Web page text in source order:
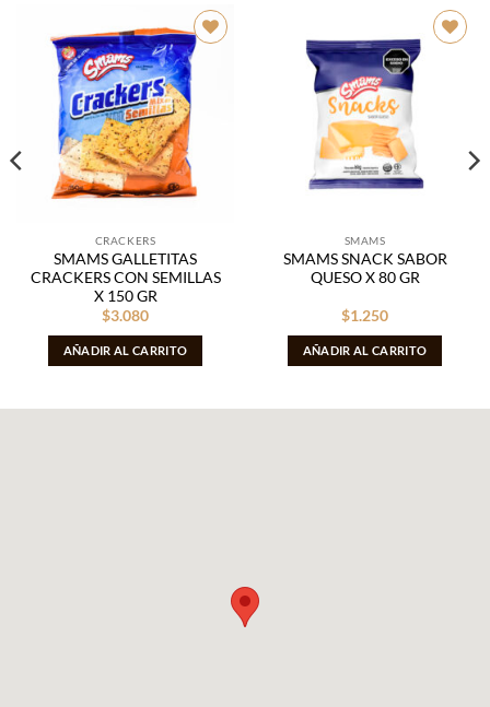
Añadir
lista de
deseos
CRACKERS
SMAMS GALLETITAS
CRACKERS CON SEMILLAS
X 150 GR
$3.080
AÑADIR AL CARRITO
SMAMS
SMAMS SNACK SABOR
QUESO X 80 GR
$1.250
AÑADIR AL CARRITO